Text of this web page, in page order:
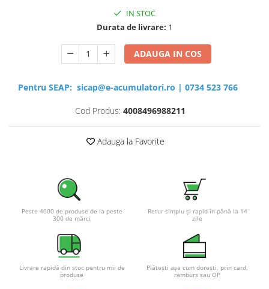
IN STOC
Durata de livrare: 1
ADAUGA IN COS
Pentru SEAP: sicap@e-acumulatori.ro | 0734 523 766
Cod Produs: 4008496988211
Adauga la Favorite
Peste 4000 de produse de la peste
300 de mărci
Retur simplu și rapid în până la 14
zile
Livrare rapidă din stoc pentru mii de
produse
Plătești așa cum dorești, prin card,
ramburs sau OP